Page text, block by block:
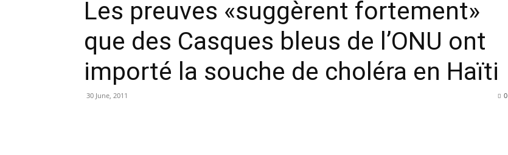
Les preuves «suggèrent fortement»
que des Casques bleus de l’ONU ont
importé la souche de choléra en Haïti
30 June, 2011 0